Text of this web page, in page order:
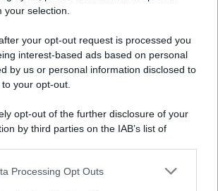
selection.
your opt-out request is processed you
interest-based ads based on personal
by us or personal information disclosed to
your opt-out.
opt-out of the further disclosure of your
by third parties on the IAB’s list of
also be disclosed by us to third parties
Processing Opt Outs